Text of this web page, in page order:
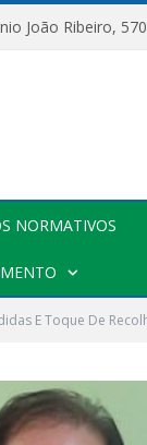
João
NORMATIVOS
E Toque De